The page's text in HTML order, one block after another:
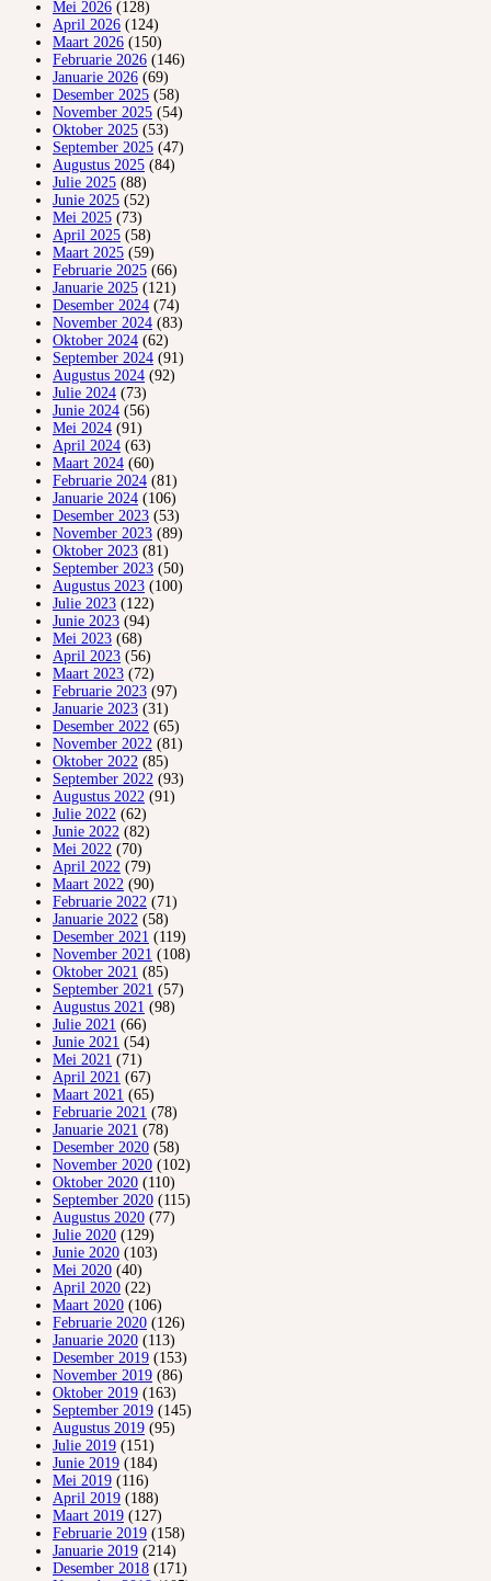
Mei 2026 (128)
April 2026 (124)
Maart 2026 (150)
Februarie 2026 (146)
Januarie 2026 (69)
Desember 2025 (58)
November 2025 (54)
Oktober 2025 (53)
September 2025 (47)
Augustus 2025 (84)
Julie 2025 (88)
Junie 2025 (52)
Mei 2025 (73)
April 2025 (58)
Maart 2025 (59)
Februarie 2025 (66)
Januarie 2025 (121)
Desember 2024 (74)
November 2024 (83)
Oktober 2024 (62)
September 2024 (91)
Augustus 2024 (92)
Julie 2024 (73)
Junie 2024 (56)
Mei 2024 (91)
April 2024 (63)
Maart 2024 (60)
Februarie 2024 (81)
Januarie 2024 (106)
Desember 2023 (53)
November 2023 (89)
Oktober 2023 (81)
September 2023 (50)
Augustus 2023 (100)
Julie 2023 (122)
Junie 2023 (94)
Mei 2023 (68)
April 2023 (56)
Maart 2023 (72)
Februarie 2023 (97)
Januarie 2023 (31)
Desember 2022 (65)
November 2022 (81)
Oktober 2022 (85)
September 2022 (93)
Augustus 2022 (91)
Julie 2022 (62)
Junie 2022 (82)
Mei 2022 (70)
April 2022 (79)
Maart 2022 (90)
Februarie 2022 (71)
Januarie 2022 (58)
Desember 2021 (119)
November 2021 (108)
Oktober 2021 (85)
September 2021 (57)
Augustus 2021 (98)
Julie 2021 (66)
Junie 2021 (54)
Mei 2021 (71)
April 2021 (67)
Maart 2021 (65)
Februarie 2021 (78)
Januarie 2021 (78)
Desember 2020 (58)
November 2020 (102)
Oktober 2020 (110)
September 2020 (115)
Augustus 2020 (77)
Julie 2020 (129)
Junie 2020 (103)
Mei 2020 (40)
April 2020 (22)
Maart 2020 (106)
Februarie 2020 (126)
Januarie 2020 (113)
Desember 2019 (153)
November 2019 (86)
Oktober 2019 (163)
September 2019 (145)
Augustus 2019 (95)
Julie 2019 (151)
Junie 2019 (184)
Mei 2019 (116)
April 2019 (188)
Maart 2019 (127)
Februarie 2019 (158)
Januarie 2019 (214)
Desember 2018 (171)